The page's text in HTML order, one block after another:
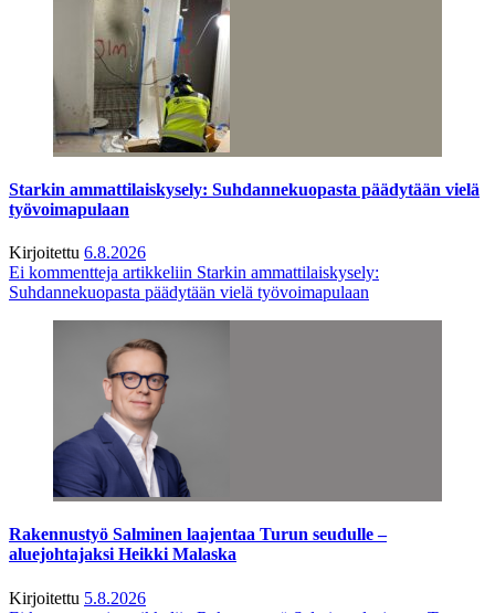
Starkin ammattilaiskysely: Suhdannekuopasta päädytään vielä
työvoimapulaan
Kirjoitettu 6.8.2026
Ei kommentteja artikkeliin Starkin ammattilaiskysely:
Suhdannekuopasta päädytään vielä työvoimapulaan
Rakennustyö Salminen laajentaa Turun seudulle –
aluejohtajaksi Heikki Malaska
Kirjoitettu 5.8.2026